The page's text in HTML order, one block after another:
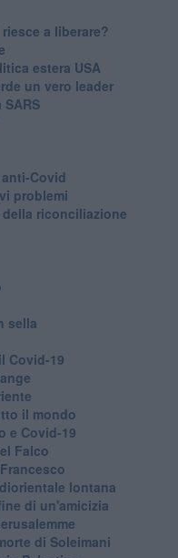
a liberare?
estera USA
un vero leader
Covid
problemi
della riconciliazione
sella
Covid-19
il mondo
e Covid-19
Falco
lontana
di un'amicizia
di Soleimani